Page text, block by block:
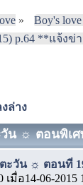
»
Boy's
p.64 **แจ้งข่
งล่าง
☼ ตอนพิเศษ
วัน ☼ ตอนที่ 19
เมื่อ14-06-2015